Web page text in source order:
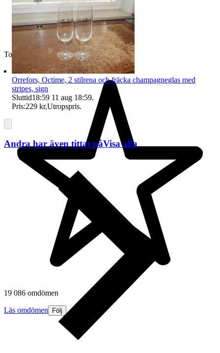
Toppsäljare
19 086 omdömen
Läs omdömen Följ
Orrefors, Octime, 2 stilrena och fräcka champagneglas med
stripes, sign
Sluttid18:59 11 aug 18:59.
Pris:229 kr,Utropspris.
Andra har även tittat påVisa alla